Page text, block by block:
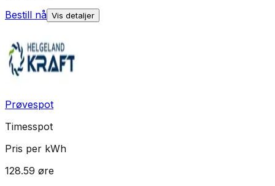
Bestill nå Vis detaljer
Prøvespot
Timesspot
Pris per kWh
128.59 øre